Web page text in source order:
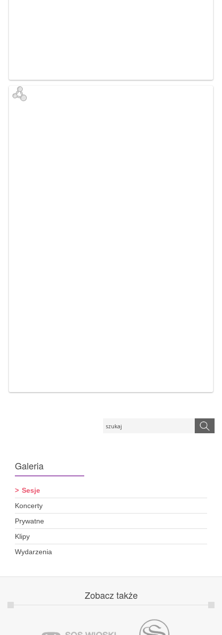
Galeria
Sesje
Koncerty
Prywatne
Klipy
Wydarzenia
Zobacz także